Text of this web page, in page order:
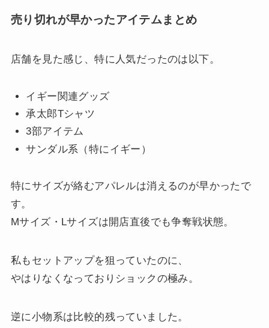
売り切れが早かったアイテムまとめ
店舗を見た感じ、特に人気だったのは以下。
イギー関連グッズ
承太郎Tシャツ
3部アイテム
サンダル系（特にイギー）
特にサイズが絡むアパレルは消えるのが早かったで
す。
Mサイズ・Lサイズは開店直後でも争奪戦状態。
私もセットアップを狙っていたのに、
やはりなくなっておりショックの極み。
逆に小物系は比較的残っていました。